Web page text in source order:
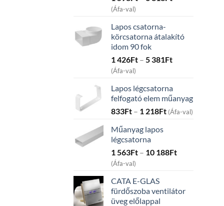
through
313Ft
(Áfa-val)
Lapos csatorna-
körcsatorna átalakító
idom 90 fok
1 426Ft – 5 381FtPrice
426Ft
through
5
(Áfa-val)
Lapos légcsatorna
felfogató elem műanyag
833Ft – 1 218FtPrice
1
(Áfa-val)
Műanyag lapos
légcsatorna
1 563Ft – 10 188FtPrice
through
(Áfa-val)
CATA E-GLAS
fürdőszoba ventilátor
üveg előlappal